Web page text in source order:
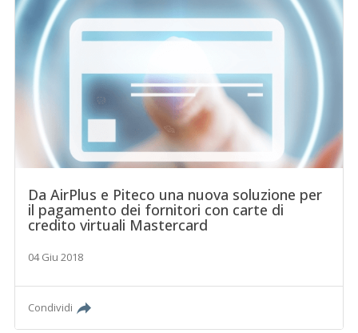
Da AirPlus e Piteco una nuova soluzione per
il pagamento dei fornitori con carte di
credito virtuali Mastercard
04 Giu 2018
Condividi